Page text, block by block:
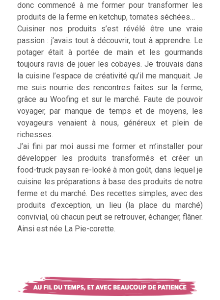
donc commencé à me former pour transformer les
produits de la ferme en ketchup, tomates séchées…
Cuisiner nos produits s’est révélé être une vraie
passion : j’avais tout à découvrir, tout à apprendre. Le
potager était à portée de main et les gourmands
toujours ravis de jouer les cobayes. Je trouvais dans
la cuisine l’espace de créativité qu’il me manquait. Je
me suis nourrie des rencontres faites sur la ferme,
grâce au Woofing et sur le marché. Faute de pouvoir
voyager, par manque de temps et de moyens, les
voyageurs venaient à nous, généreux et plein de
richesses.
J’ai fini par moi aussi me former et m’installer pour
développer les produits transformés et créer un
food-truck paysan re-looké à mon goût, dans lequel je
cuisine les préparations à base des produits de notre
ferme et du marché. Des recettes simples, avec des
produits d’exception, un lieu (la place du marché)
convivial, où chacun peut se retrouver, échanger, flâner.
Ainsi est née La Pie-corette.